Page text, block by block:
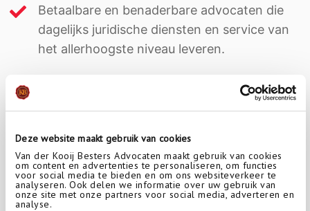
Deze website maakt gebruik van cookies
Van der Kooij Besters Advocaten maakt gebruik van cookies
om content en advertenties te personaliseren, om functies
voor social media te bieden en om ons websiteverkeer te
analyseren. Ook delen we informatie over uw gebruik van
onze site met onze partners voor social media, adverteren en
analyse.
Betaalbare en benaderbare advocaten die
dagelijks juridische diensten en service van
het allerhoogste niveau leveren.
Onze cliënten waarderen ons met hoge
Lees meer